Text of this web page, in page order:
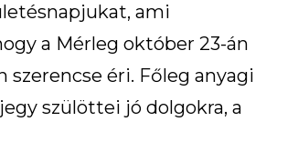
ami
a Mérleg október 23-án
szerencse éri. Főleg anyagi
szülöttei jó dolgokra, a